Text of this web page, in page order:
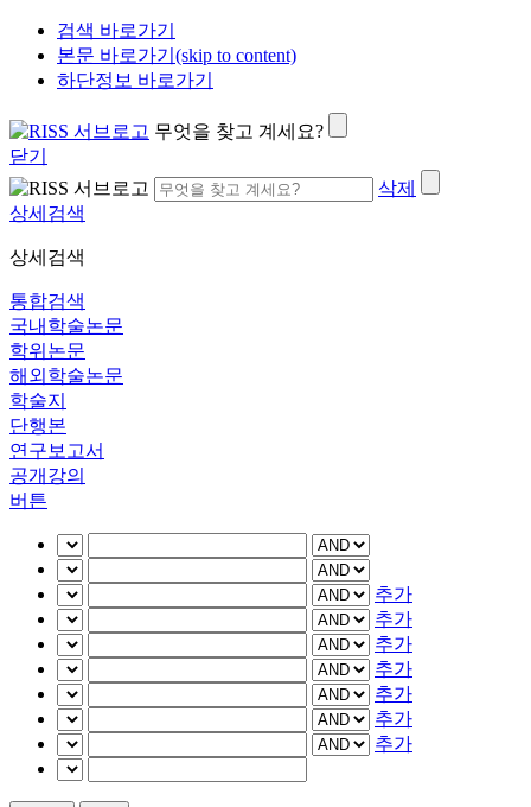
검색 바로가기
본문 바로가기(skip to content)
하단정보 바로가기
무엇을 찾고 계세요?
닫기
삭제
상세검색
상세검색
통합검색
국내학술논문
학위논문
해외학술논문
학술지
단행본
연구보고서
공개강의
버튼
추가
추가
추가
추가
추가
추가
추가